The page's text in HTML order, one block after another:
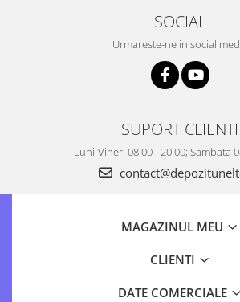
SOCIAL
Urmareste-ne in social
SUPORT CLIENTI
Luni-Vineri 08:00 - 20:00; Sambata
MAGAZINUL MEU
CLIENTI
DATE COMERCIALE